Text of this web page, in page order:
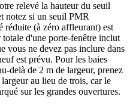
relevé la hauteur du seuil
notez si un seuil PMR
réduite (à zéro affleurant) est
d'une porte-fenêtre inclut
vous ne devez pas inclure dans
est prévu. Pour les baies
delà de 2 m de largeur, prenez
au lieu de trois, car le
sur les grandes ouvertures.